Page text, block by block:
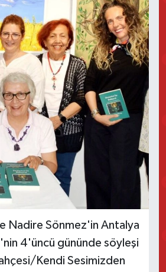
Nadire Sönmez'in Antalya
4'üncü gününde söyleşi
Kendi Sesimizden